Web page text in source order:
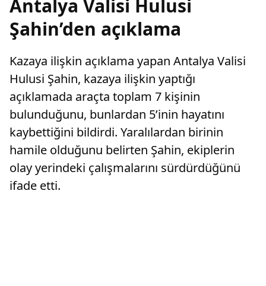
Antalya Valisi Hulusi
Şahin’den açıklama
Kazaya ilişkin açıklama yapan Antalya Valisi
Hulusi Şahin, kazaya ilişkin yaptığı
açıklamada araçta toplam 7 kişinin
bulunduğunu, bunlardan 5’inin hayatını
kaybettiğini bildirdi. Yaralılardan birinin
hamile olduğunu belirten Şahin, ekiplerin
olay yerindeki çalışmalarını sürdürdüğünü
ifade etti.